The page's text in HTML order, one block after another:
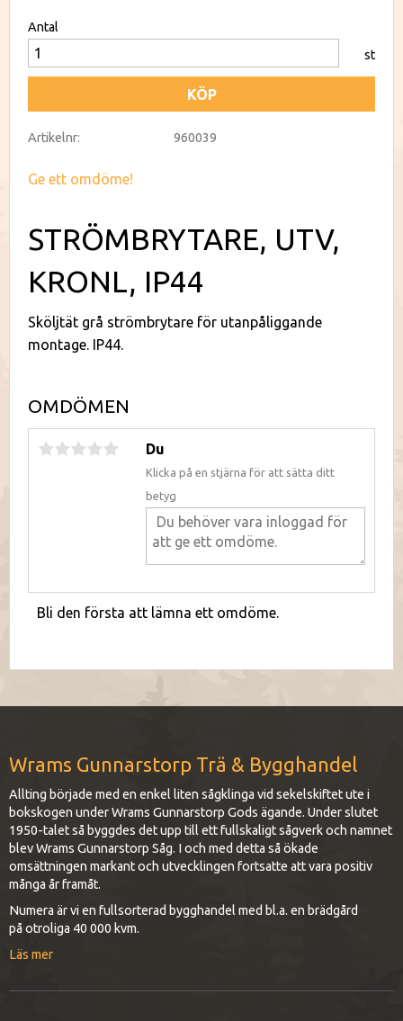
Antal
st
KÖP
Artikelnr 960039
Ge ett omdöme!
STRÖMBRYTARE, UTV,
KRONL, IP44
Sköljtät grå strömbrytare för utanpåliggande
montage. IP44.
OMDÖMEN
Du
Klicka på en stjärna för att sätta ditt
betyg
Bli den första att lämna ett omdöme.
Wrams Gunnarstorp Trä & Bygghandel
Allting började med en enkel liten sågklinga vid sekelskiftet ute i
bokskogen under Wrams Gunnarstorp Gods ägande. Under slutet
1950-talet så byggdes det upp till ett fullskaligt sågverk och namnet
blev Wrams Gunnarstorp Såg. I och med detta så ökade
omsättningen markant och utvecklingen fortsatte att vara positiv
många år framåt.
Numera är vi en fullsorterad bygghandel med bl.a. en brädgård
på otroliga 40 000 kvm.
Läs mer